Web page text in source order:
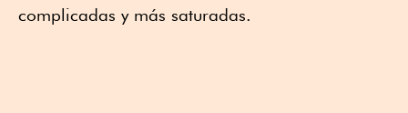
complicadas y más saturadas.